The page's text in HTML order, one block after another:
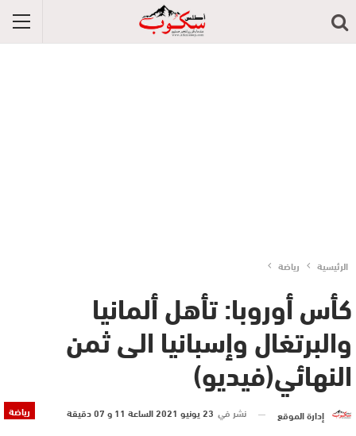
الرئيسية رياضة
كأس أوروبا: تأهل ألمانيا
والبرتغال وإسبانيا الى ثمن
النهائي(فيديو)
رياضة إدارة الموقع نشر في 23 يونيو 2021 الساعة 11 و 07 دقيقة